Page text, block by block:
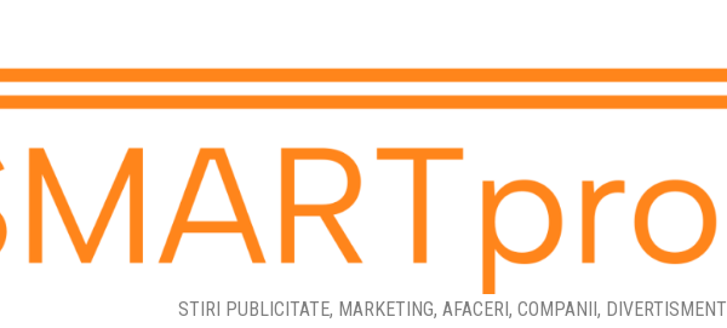
STIRI PUBLICITATE, MARKETING, AFACERI, COMPANII, DIVERTISMENT